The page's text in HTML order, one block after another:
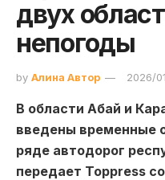
двух
непогоды
by Алина Автор 2026/
В области Абай и
введены временные
ряде автодорог
передает Toppress